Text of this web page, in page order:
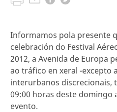
Informamos pola presente
celebración do Festival
2012, a Avenida de Europa
ao tráfico en xeral -excepto
interurbanos discrecionais,
09:00 horas deste domingo
evento.